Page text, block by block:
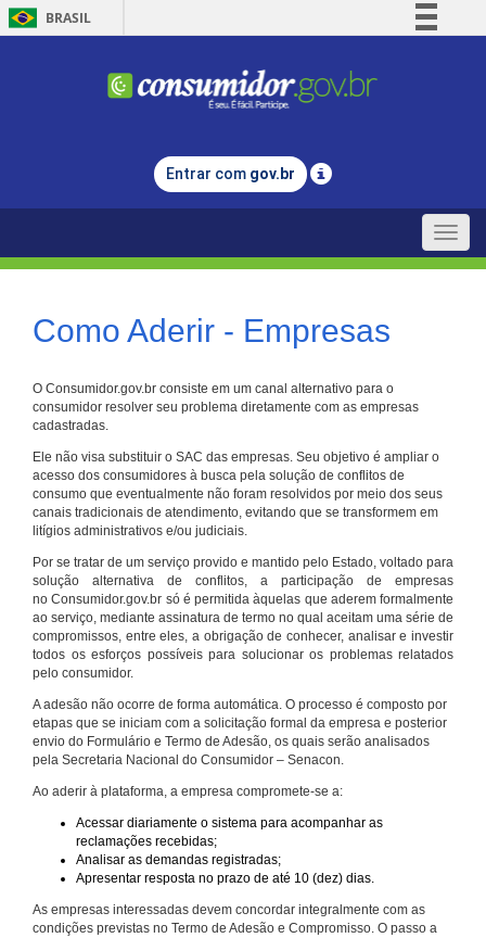
BRASIL
Comunica BR
Legislação
Entrar com gov.br
Toggle
Como Aderir - Empresas
O Consumidor.gov.br consiste em um canal alternativo para o
consumidor resolver seu problema diretamente com as empresas
cadastradas.
Ele não visa substituir o SAC das empresas. Seu objetivo é ampliar o
acesso dos consumidores à busca pela solução de conflitos de
consumo que eventualmente não foram resolvidos por meio dos seus
canais tradicionais de atendimento, evitando que se transformem em
litígios administrativos e/ou judiciais.
Por se tratar de um serviço provido e mantido pelo Estado, voltado para
solução alternativa de conflitos, a participação de empresas
no Consumidor.gov.br só é permitida àquelas que aderem formalmente
ao serviço, mediante assinatura de termo no qual aceitam uma série de
compromissos, entre eles, a obrigação de conhecer, analisar e investir
todos os esforços possíveis para solucionar os problemas relatados
pelo consumidor.
A adesão não ocorre de forma automática. O processo é composto por
etapas que se iniciam com a solicitação formal da empresa e posterior
envio do Formulário e Termo de Adesão, os quais serão analisados
pela Secretaria Nacional do Consumidor – Senacon.
Ao aderir à plataforma, a empresa compromete-se a:
Acessar diariamente o sistema para acompanhar as
reclamações recebidas;
Analisar as demandas registradas;
Apresentar resposta no prazo de até 10 (dez) dias.
As empresas interessadas devem concordar integralmente com as
condições previstas no Termo de Adesão e Compromisso. O passo a